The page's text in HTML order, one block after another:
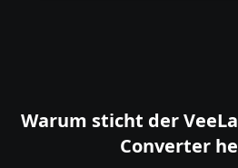
Warum sticht der
Converter